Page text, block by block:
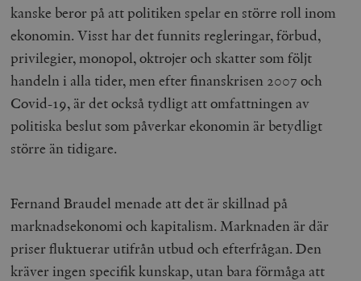
kanske beror på att politiken spelar en större roll inom
ekonomin. Visst har det funnits regleringar, förbud,
privilegier, monopol, oktrojer och skatter som följt
handeln i alla tider, men efter finanskrisen 2007 och
Covid-19, är det också tydligt att omfattningen av
politiska beslut som påverkar ekonomin är betydligt
större än tidigare.
Fernand Braudel menade att det är skillnad på
marknadsekonomi och kapitalism. Marknaden är där
priser fluktuerar utifrån utbud och efterfrågan. Den
kräver ingen specifik kunskap, utan bara förmåga att